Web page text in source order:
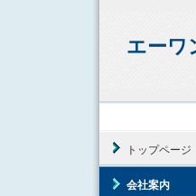
エーワ
トップページ
会社案内